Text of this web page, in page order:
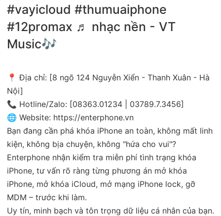
#vayicloud #thumuaiphone
#12promax ♬ nhạc nền - VT
Music🎶
📍 Địa chỉ: [8 ngõ 124 Nguyễn Xiển - Thanh Xuân - Hà
Nội]
📞 Hotline/Zalo: [08363.01234 | 03789.7.3456]
🌐 Website: https://enterphone.vn
Bạn đang cần phá khóa iPhone an toàn, không mất linh
kiện, không bịa chuyện, không "hứa cho vui"?
Enterphone nhận kiểm tra miễn phí tình trạng khóa
iPhone, tư vấn rõ ràng từng phương án mở khóa
iPhone, mở khóa iCloud, mở mạng iPhone lock, gỡ
MDM – trước khi làm.
Uy tín, minh bạch và tôn trọng dữ liệu cá nhân của bạn.